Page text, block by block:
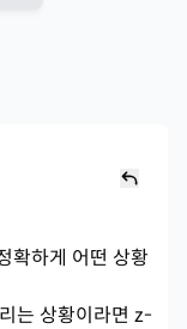
확하게 어떤 상황
는 상황이라면 z-